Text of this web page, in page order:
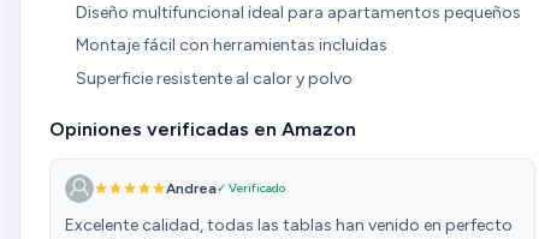
Diseño multifuncional ideal para apartamentos pequeños
Montaje fácil con herramientas incluidas
Superficie resistente al calor y polvo
Opiniones verificadas en Amazon
Andrea✓ Verificado
Excelente calidad, todas las tablas han venido en perfecto